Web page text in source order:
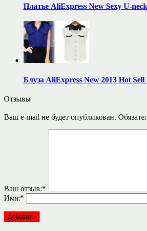
Платье AliExpress New Sexy U-
Блуза AliExpress New 2013 Hot
Отзывы
Ваш e-mail не будет опубликован.
Ваш отзыв:*
Имя:*